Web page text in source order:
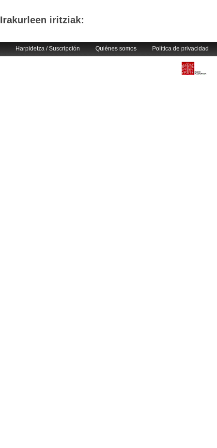
Irakurleen iritziak:
Harpidetza / Suscripción Quiénes somos Política de privacidad